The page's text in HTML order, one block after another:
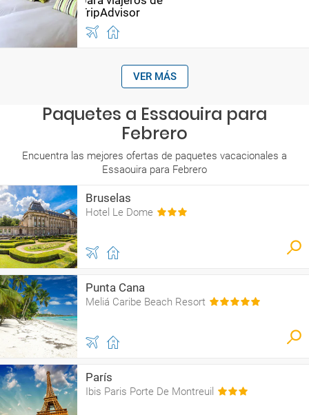
VER MÁS
Paquetes a Essaouira para
Febrero
Encuentra las mejores ofertas de paquetes vacacionales a
Essaouira para Febrero
Bruselas
Hotel Le Dome
Punta Cana
Meliá Caribe Beach Resort
París
Ibis Paris Porte De Montreuil